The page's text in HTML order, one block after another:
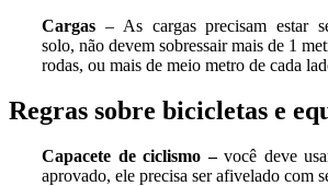
Cargas – As cargas precisam estar
solo, não devem sobressair mais de 1
rodas, ou mais de meio metro de cada
Regras sobre bicicletas e
Capacete de ciclismo –você deve
aprovado, ele precisa ser afivelado com